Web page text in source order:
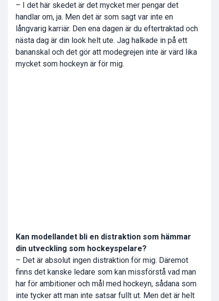
– I det här skedet är det mycket mer pengar det
handlar om, ja. Men det är som sagt var inte en
långvarig karriär. Den ena dagen är du eftertraktad och
nästa dag är din look helt ute. Jag halkade in på ett
bananskal och det gör att modegrejen inte är värd lika
mycket som hockeyn är för mig.
Kan modellandet bli en distraktion som hämmar
din utveckling som hockeyspelare?
– Det är absolut ingen distraktion för mig. Däremot
finns det kanske ledare som kan missförstå vad man
har för ambitioner och mål med hockeyn, sådana som
inte tycker att man inte satsar fullt ut. Men det är helt